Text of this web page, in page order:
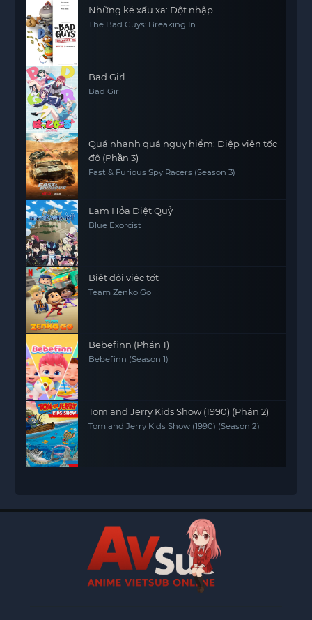
Những kẻ xấu xa: Đột nhập
The Bad Guys: Breaking In
Bad Girl
Bad Girl
Quá nhanh quá nguy hiểm: Điệp viên tốc
độ (Phần 3)
Fast & Furious Spy Racers (Season 3)
Lam Hỏa Diệt Quỷ
Blue Exorcist
Biệt đội việc tốt
Team Zenko Go
Bebefinn (Phần 1)
Bebefinn (Season 1)
Tom and Jerry Kids Show (1990) (Phần 2)
Tom and Jerry Kids Show (1990) (Season 2)